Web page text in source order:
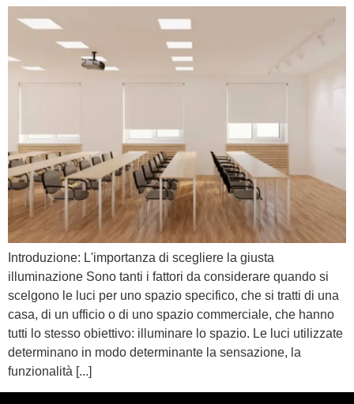
Introduzione: L'importanza di scegliere la giusta
illuminazione Sono tanti i fattori da considerare quando si
scelgono le luci per uno spazio specifico, che si tratti di una
casa, di un ufficio o di uno spazio commerciale, che hanno
tutti lo stesso obiettivo: illuminare lo spazio. Le luci utilizzate
determinano in modo determinante la sensazione, la
funzionalità [...]